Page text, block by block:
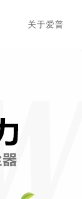
关于爱普